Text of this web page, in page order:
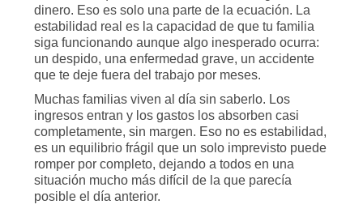
dinero. Eso es solo una parte de la ecuación. La
estabilidad real es la capacidad de que tu familia
siga funcionando aunque algo inesperado ocurra:
un despido, una enfermedad grave, un accidente
que te deje fuera del trabajo por meses.
Muchas familias viven al día sin saberlo. Los
ingresos entran y los gastos los absorben casi
completamente, sin margen. Eso no es estabilidad,
es un equilibrio frágil que un solo imprevisto puede
romper por completo, dejando a todos en una
situación mucho más difícil de la que parecía
posible el día anterior.